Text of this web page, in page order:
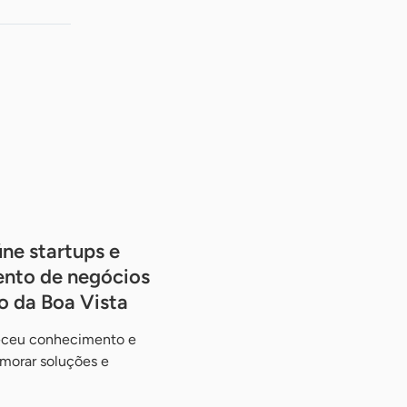
startups e
de negócios
da Boa Vista
conhecimento e
soluções e